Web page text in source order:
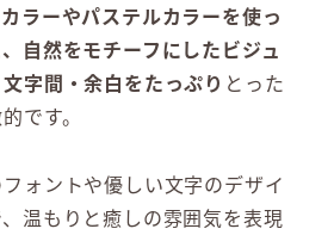
ラーやパステルカラーを使っ
自然をモチーフにしたビジュ
字間・余白をたっぷり とった
です。
ォントや優しい文字のデザイ
温もりと癒しの雰囲気を表現